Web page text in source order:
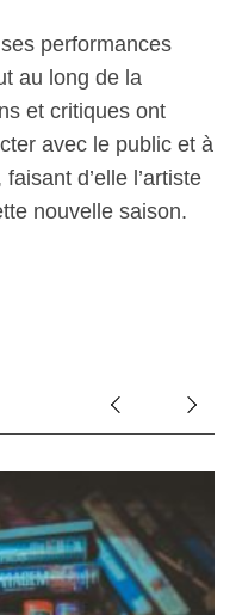
performances
au long de la
et critiques ont
avec le public et à
d’elle l’artiste
nouvelle saison.